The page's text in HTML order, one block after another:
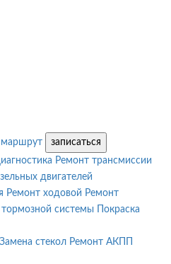
маршрут
записаться
Ремонт трансмиссии
двигателей
Ремонт ходовой Ремонт
системы
Покраска
Замена стекол Ремонт АКПП